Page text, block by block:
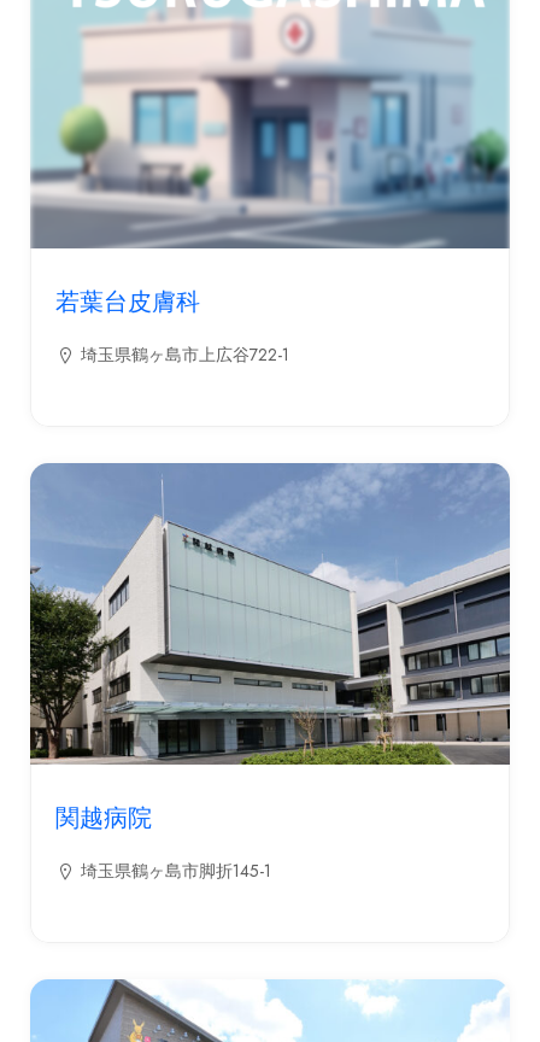
若葉台皮膚科
埼玉県鶴ヶ島市上広谷722-1
関越病院
埼玉県鶴ヶ島市脚折145-1